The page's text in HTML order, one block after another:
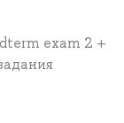
exam 2 +